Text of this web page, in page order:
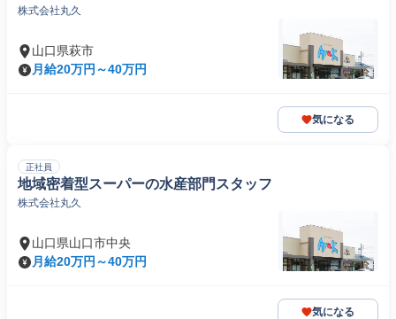
株式会社丸久
山口県萩市
月給20万円～40万円
気になる
正社員
地域密着型スーパーの水産部門スタッフ
株式会社丸久
山口県山口市中央
月給20万円～40万円
気になる